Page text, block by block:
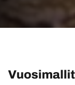
Vuosimallit